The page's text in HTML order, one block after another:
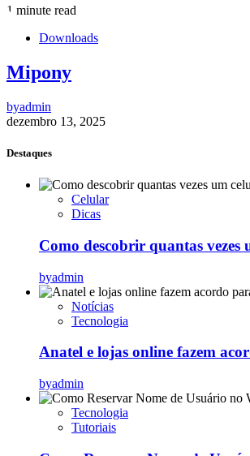
1 minute read
Downloads
Mipony
byadmin
dezembro 13, 2025
Destaques
Celular
Dicas
Como descobrir quantas
byadmin
Notícias
Tecnologia
Anatel e lojas online fazem
byadmin
Tecnologia
Tutoriais